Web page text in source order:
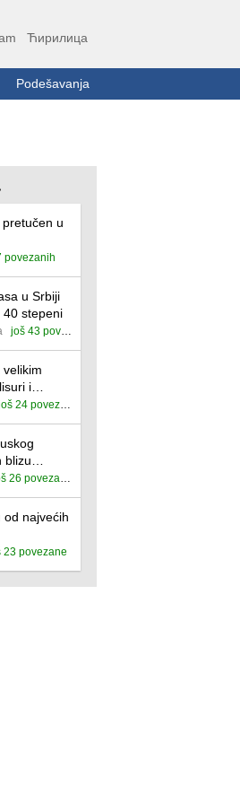
Ћирилица
Podešavanja
u
povezanih
u Srbiji
stepeni
još 43 povezane
i
24 povezane
blizu
26 povezanih
od najvećih
23 povezane